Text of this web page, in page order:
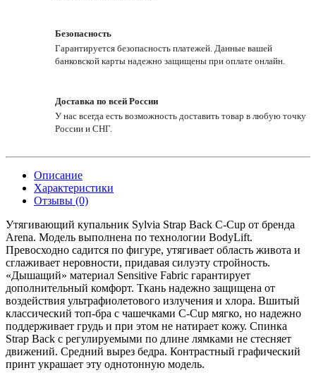
Безопасность
Гарантируется безопасность платежей. Данные вашей
банковской карты надежно защищены при оплате онлайн.
Доставка по всей России
У нас всегда есть возможность доставить товар в любую точку
России и СНГ.
Описание
Характеристики
Отзывы (0)
Утягивающий купальник Sylvia Strap Back C-Cup от бренда
Arena. Модель выполнена по технологии BodyLift.
Превосходно садится по фигуре, утягивает область живота и
сглаживает неровности, придавая силуэту стройность.
«Дышащий» материал Sensitive Fabric гарантирует
дополнительный комфорт. Ткань надежно защищена от
воздействия ультрафиолетового излучения и хлора. Вшитый
классический топ-бра с чашечками C-Cup мягко, но надежно
поддерживает грудь и при этом не натирает кожу. Спинка
Strap Back с регулируемыми по длине лямками не стесняет
движений. Средний вырез бедра. Контрастный графический
принт украшает эту однотонную модель.